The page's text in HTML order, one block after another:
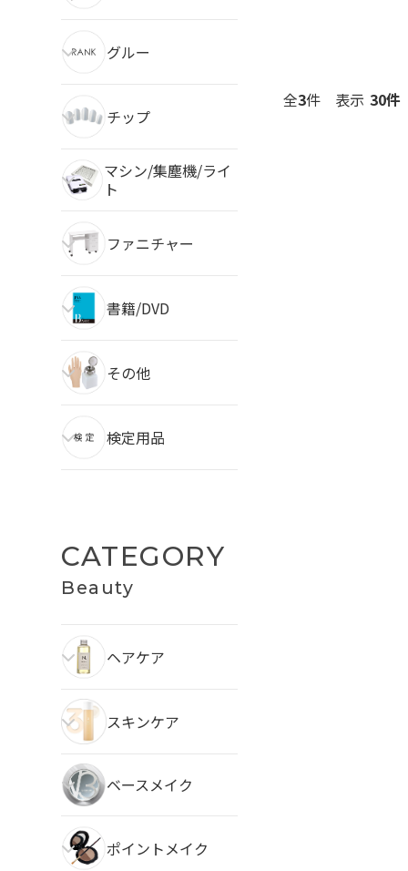
グルー
チップ
マシン/集塵機/ライ
ト
ファニチャー
書籍/DVD
その他
検定用品
CATEGORY
Beauty
ヘアケア
スキンケア
ベースメイク
ポイントメイク
全3件表示